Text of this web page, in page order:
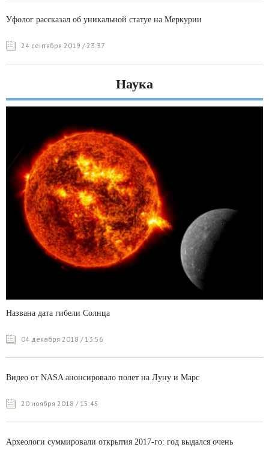
Уфолог рассказал об уникальной статуе на Меркурии
24 сентября 2019 / 23:37
Наука
Названа дата гибели Солнца
04 декабря 2018 / 13:56
Видео от NASA анонсировало полет на Луну и Марс
20 ноября 2018 / 15:45
Археологи суммировали открытия 2017-го: год выдался очень